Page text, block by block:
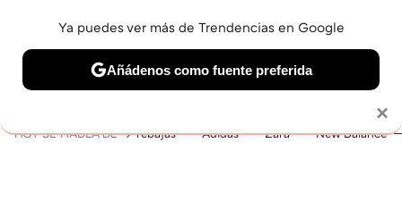
BELLEZA SHOPPING VIAJES GASTRO SNEAKERS
HOY SE HABLA DE rebajas Adidas Zara New Balance
×
Ya puedes ver más de Trendencias en Google
Añádenos como fuente preferida